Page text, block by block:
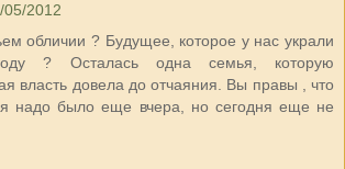
05/2012
обличии ? Будущее, которое у нас украли
? Осталась одна семья, которую
власть довела до отчаяния. Вы правы , что
надо было еще вчера, но сегодня еще не